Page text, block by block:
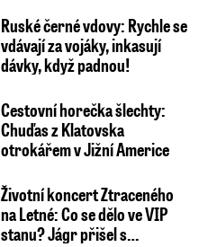
Ruské černé vdovy: Rychle se
vdávají za vojáky, inkasují
dávky, když padnou!
Cestovní horečka šlechty:
Chuďas z Klatovska
otrokářem v Jižní Americe
Životní koncert Ztraceného
na Letné: Co se dělo ve VIP
stanu? Jágr přišel s…